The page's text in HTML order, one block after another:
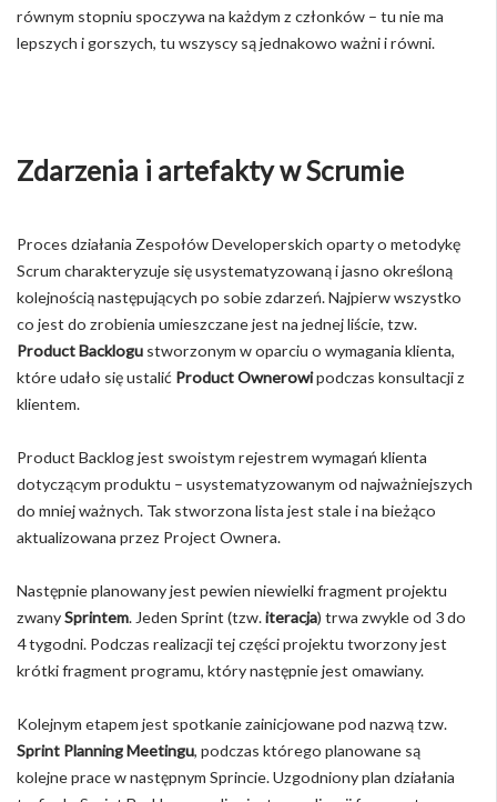
równym stopniu spoczywa na każdym z członków – tu nie ma
lepszych i gorszych, tu wszyscy są jednakowo ważni i równi.
Zdarzenia i artefakty w Scrumie
Proces działania Zespołów Developerskich oparty o metodykę
Scrum charakteryzuje się usystematyzowaną i jasno określoną
kolejnością następujących po sobie zdarzeń. Najpierw wszystko
co jest do zrobienia umieszczane jest na jednej liście, tzw.
Product Backlogu stworzonym w oparciu o wymagania klienta,
które udało się ustalić Product Ownerowipodczas konsultacji z
klientem.
Product Backlog jest swoistym rejestrem wymagań klienta
dotyczącym produktu – usystematyzowanym od najważniejszych
do mniej ważnych. Tak stworzona lista jest stale i na bieżąco
aktualizowana przez Project Ownera.
Następnie planowany jest pewien niewielki fragment projektu
zwanySprintem. Jeden Sprint (tzw.iteracja) trwa zwykle od 3 do
4 tygodni. Podczas realizacji tej części projektu tworzony jest
krótki fragment programu, który następnie jest omawiany.
Kolejnym etapem jest spotkanie zainicjowane pod nazwą tzw.
Sprint Planning Meetingu, podczas którego planowane są
kolejne prace w następnym Sprincie. Uzgodniony plan działania